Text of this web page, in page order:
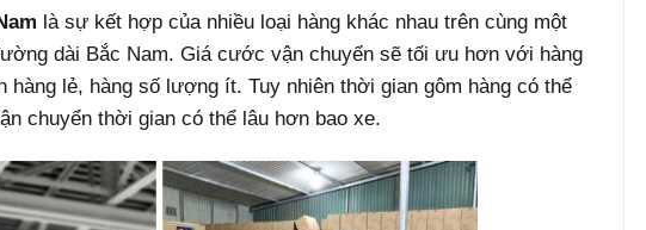
là sự kết hợp của nhiều loại hàng khác nhau trên cùng một
dài Bắc Nam. Giá cước vận chuyển sẽ tối ưu hơn với hàng
hàng lẻ, hàng số lượng ít. Tuy nhiên thời gian gôm hàng có thể
chuyển thời gian có thể lâu hơn bao xe.